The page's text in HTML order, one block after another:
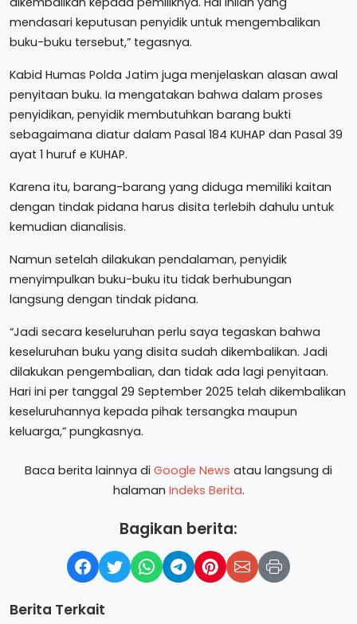
mendasari keputusan penyidik untuk mengembalikan
buku-buku tersebut,” tegasnya.
Kabid Humas Polda Jatim juga menjelaskan alasan awal
penyitaan buku. Ia mengatakan bahwa dalam proses
penyidikan, penyidik membutuhkan barang bukti
sebagaimana diatur dalam Pasal 184 KUHAP dan Pasal 39
ayat 1 huruf e KUHAP.
Karena itu, barang-barang yang diduga memiliki kaitan
dengan tindak pidana harus disita terlebih dahulu untuk
kemudian dianalisis.
Namun setelah dilakukan pendalaman, penyidik
menyimpulkan buku-buku itu tidak berhubungan
langsung dengan tindak pidana.
“Jadi secara keseluruhan perlu saya tegaskan bahwa
keseluruhan buku yang disita sudah dikembalikan. Jadi
dilakukan pengembalian, dan tidak ada lagi penyitaan.
Hari ini per tanggal 29 September 2025 telah dikembalikan
keseluruhannya kepada pihak tersangka maupun
keluarga,” pungkasnya.
Baca berita lainnya di Google News atau langsung di
halaman Indeks Berita.
Bagikan berita:
Berita Terkait